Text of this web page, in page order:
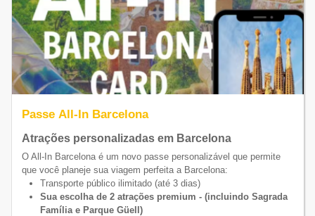
Passe All-In Barcelona
Atrações personalizadas em Barcelona
O All-In Barcelona é um novo passe personalizável que permite
que você planeje sua viagem perfeita a Barcelona:
Transporte público ilimitado (até 3 dias)
Sua escolha de 2 atrações premium - (incluindo Sagrada
Família e Parque Güell)